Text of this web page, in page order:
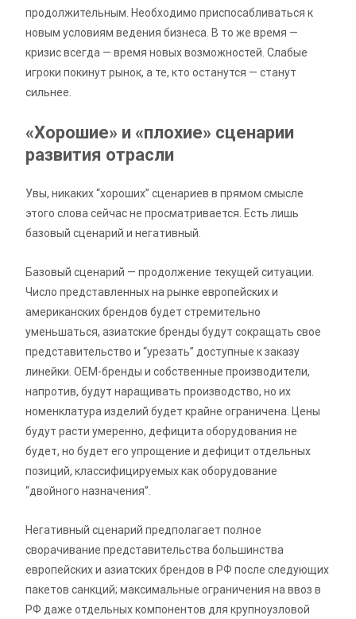
продолжительным. Необходимо приспосабливаться к
новым условиям ведения бизнеса. В то же время —
кризис всегда — время новых возможностей. Слабые
игроки покинут рынок, а те, кто останутся — станут
сильнее.
«Хорошие» и «плохие» сценарии
развития отрасли
Увы, никаких “хороших” сценариев в прямом смысле
этого слова сейчас не просматривается. Есть лишь
базовый сценарий и негативный.
Базовый сценарий — продолжение текущей ситуации.
Число представленных на рынке европейских и
американских брендов будет стремительно
уменьшаться, азиатские бренды будут сокращать свое
представительство и “урезать” доступные к заказу
линейки. OEM-бренды и собственные производители,
напротив, будут наращивать производство, но их
номенклатура изделий будет крайне ограничена. Цены
будут расти умеренно, дефицита оборудования не
будет, но будет его упрощение и дефицит отдельных
позиций, классифицируемых как оборудование
“двойного назначения”.
Негативный сценарий предполагает полное
сворачивание представительства большинства
европейских и азиатских брендов в РФ после следующих
пакетов санкций; максимальные ограничения на ввоз в
РФ даже отдельных компонентов для крупноузловой